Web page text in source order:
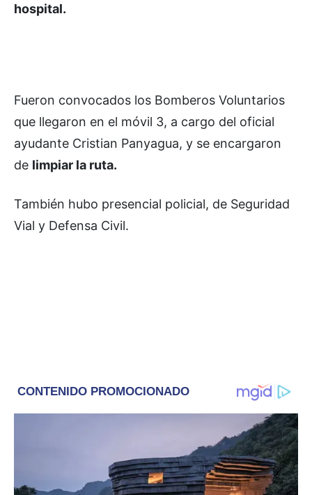
hospital.
Fueron convocados los Bomberos Voluntarios
que llegaron en el móvil 3, a cargo del oficial
ayudante Cristian Panyagua, y se encargaron
de limpiar la ruta.
También hubo presencial policial, de Seguridad
Vial y Defensa Civil.